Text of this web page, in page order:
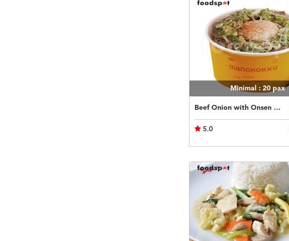
Minimal : 20 pax
Beef Onion with Onsen Egg
5.0